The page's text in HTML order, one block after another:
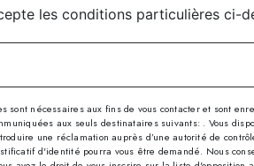
les conditions particulières ci-
nécessaires aux fins de vous contacter et sont
aux seuls destinataires suivants: . Vous
une réclamation auprès d’une autorité de
d'identité pourra vous être demandé. Nous